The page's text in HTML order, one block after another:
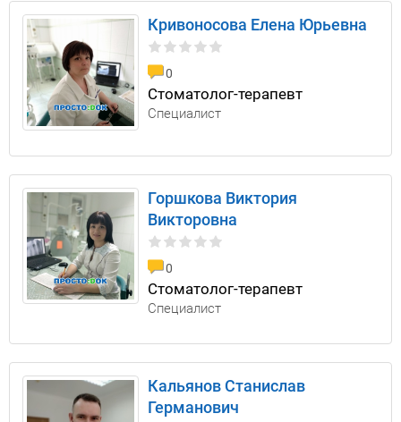
Кривоносова Елена Юрьевна
0
Стоматолог-терапевт
Специалист
Горшкова Виктория
Викторовна
0
Стоматолог-терапевт
Специалист
Кальянов Станислав
Германович